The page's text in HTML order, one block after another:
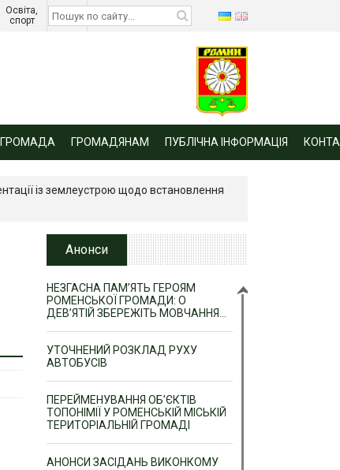
Освіта,
спорт
Діти
війни
ГРОМАДЯНАМ ПУБЛІЧНА ІНФОРМАЦІЯ
із землеустрою щодо встановлення
Анонси
НЕЗГАСНА ПАМ’ЯТЬ ГЕРОЯМ
РОМЕНСЬКОЇ ГРОМАДИ: О
ДЕВ’ЯТІЙ ЗБЕРЕЖІТЬ МОВЧАННЯ…
УТОЧНЕНИЙ РОЗКЛАД РУХУ
АВТОБУСІВ
ПЕРЕЙМЕНУВАННЯ ОБ’ЄКТІВ
ТОПОНІМІЇ У РОМЕНСЬКІЙ МІСЬКІЙ
ТЕРИТОРІАЛЬНІЙ ГРОМАДІ
АНОНСИ ЗАСІДАНЬ ВИКОНКОМУ